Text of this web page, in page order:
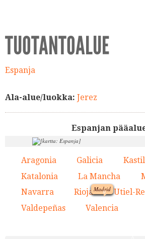
TUOTANTOALUE
Espanja
Ala-alue/luokka: Jerez
Espanjan
Madrid
1.
2.
3.
5.
7.
Aragonia Galicia
Katalonia La Mancha
Navarra Rioja 9. Utiel-
Valdepeñas Valencia